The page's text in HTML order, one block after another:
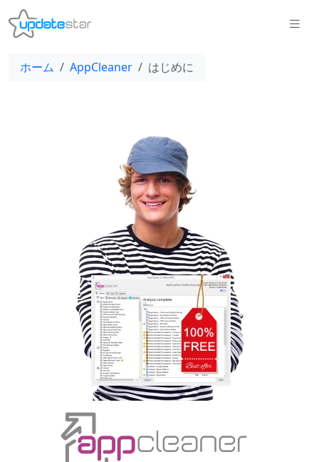
ホーム AppCleaner はじめに